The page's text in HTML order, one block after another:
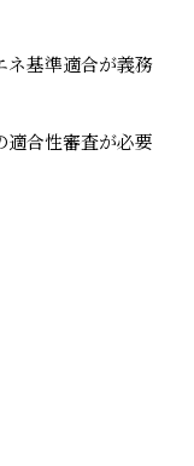
基準適合が義務
合性審査が必要